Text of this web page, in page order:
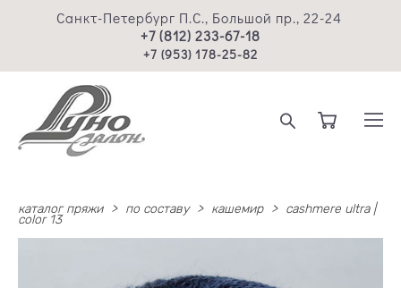
Санкт-Петербург П.С., Большой пр., 22-24
+7 (812) 233-67-18
+7 (953) 178-25-82
каталог пряжи > по составу > кашемир >
cashmere ultra |
color 13